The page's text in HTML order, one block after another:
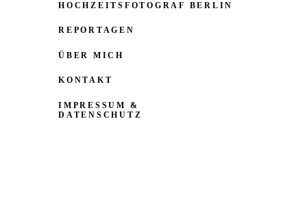
HOCHZEITSFOTOGRAF BERLIN
REPORTAGEN
ÜBER MICH
KONTAKT
IMPRESSUM &
DATENSCHUTZ